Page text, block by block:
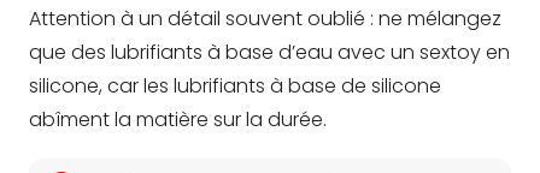
Attention à un détail souvent oublié : ne mélangez
que des lubrifiants à base d’eau avec un sextoy en
silicone, car les lubrifiants à base de silicone
abîment la matière sur la durée.